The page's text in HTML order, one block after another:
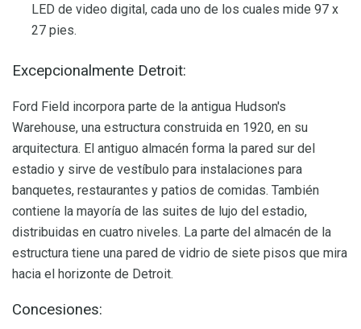
LED de video digital, cada uno de los cuales mide 97 x
27 pies.
Excepcionalmente Detroit:
Ford Field incorpora parte de la antigua Hudson's
Warehouse, una estructura construida en 1920, en su
arquitectura. El antiguo almacén forma la pared sur del
estadio y sirve de vestíbulo para instalaciones para
banquetes, restaurantes y patios de comidas. También
contiene la mayoría de las suites de lujo del estadio,
distribuidas en cuatro niveles. La parte del almacén de la
estructura tiene una pared de vidrio de siete pisos que mira
hacia el horizonte de Detroit.
Concesiones: